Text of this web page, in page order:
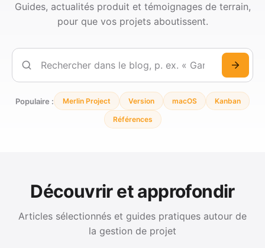
Guides, actualités produit et témoignages de terrain,
pour que vos projets aboutissent.
Rechercher
Populaire : Merlin Project Version macOS Kanban
Références
Découvrir et approfondir
Articles sélectionnés et guides pratiques autour de
la gestion de projet